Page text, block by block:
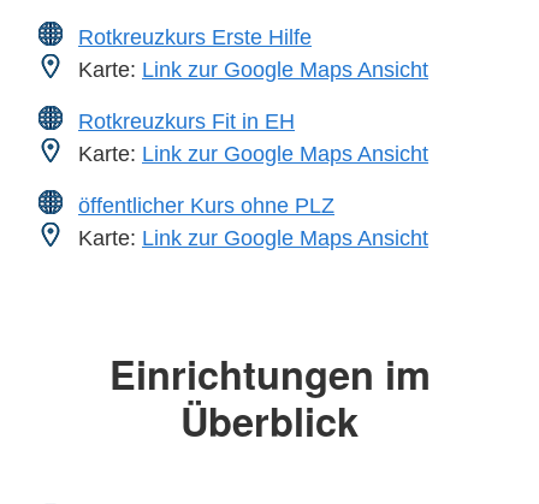
Rotkreuzkurs Erste Hilfe
Karte: Link zur Google Maps Ansicht
Rotkreuzkurs Fit in EH
Karte: Link zur Google Maps Ansicht
öffentlicher Kurs ohne PLZ
Karte: Link zur Google Maps Ansicht
Einrichtungen im
Überblick